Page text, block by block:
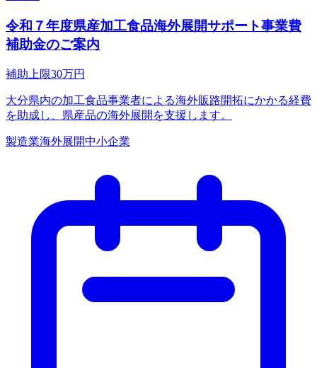
令和７年度県産加工食品海外展開サポート事業費
補助金のご案内
補助上限30万円
大分県内の加工食品事業者による海外販路開拓にかかる経費
を助成し、県産品の海外展開を支援します。
製造業海外展開中小企業